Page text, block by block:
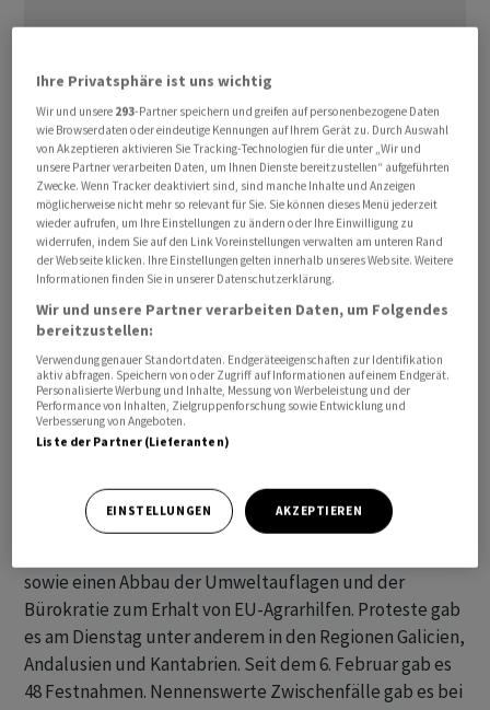
Die Bauern wollen sich am Mittwoch mit ihren Traktoren
am frühen Nachmittag vor dem
Landwirtschaftsministerium in Madrid versammeln. «Die
Demonstration wird mit Nachdruck das Unbehagen der
Landwirte und Viehzüchter angesichts der grossen
Krise, in der sich der Sektor befindet, zum Ausdruck
bringen», teilte Unión de Uniones mit. Weder die
Zentral- noch die Regionalregierungen hätten bisher
«angemessene Lösungen» vorgeschlagen.
Unión de Uniones ist nur einer von mehreren
Bauernverbänden, die in Spanien schon seit dem 6.
Neben gerechten Preisen fordern sie auch die
Beibehaltung der Steuerermässigung für Agrardiesel,
sowie einen Abbau der Umweltauflagen und der
Bürokratie zum Erhalt von EU-Agrarhilfen. Proteste gab
es am Dienstag unter anderem in den Regionen Galicien,
Andalusien und Kantabrien. Seit dem 6. Februar gab es
48 Festnahmen. Nennenswerte Zwischenfälle gab es bei
Ihre Privatsphäre ist uns wichtig
Wir und unsere 293-Partner speichern und greifen auf personenbezogene Daten
wie Browserdaten oder eindeutige Kennungen auf Ihrem Gerät zu. Durch Auswahl
von Akzeptieren aktivieren Sie Tracking-Technologien für die unter „Wir und
unsere Partner verarbeiten Daten, um Ihnen Dienste bereitzustellen“ aufgeführten
Zwecke. Wenn Tracker deaktiviert sind, sind manche Inhalte und Anzeigen
möglicherweise nicht mehr so relevant für Sie. Sie können dieses Menü jederzeit
wieder aufrufen, um Ihre Einstellungen zu ändern oder Ihre Einwilligung zu
widerrufen, indem Sie auf den Link Voreinstellungen verwalten am unteren Rand
der Webseite klicken. Ihre Einstellungen gelten innerhalb unseres Website. Weitere
Informationen finden Sie in unserer Datenschutzerklärung.
Wir und unsere Partner verarbeiten Daten, um Folgendes
bereitzustellen:
Verwendung genauer Standortdaten. Endgeräteeigenschaften zur Identifikation
aktiv abfragen. Speichern von oder Zugriff auf Informationen auf einem Endgerät.
Personalisierte Werbung und Inhalte, Messung von Werbeleistung und der
Performance von Inhalten, Zielgruppenforschung sowie Entwicklung und
Verbesserung von Angeboten.
Liste der Partner (Lieferanten)
EINSTELLUNGEN AKZEPTIEREN